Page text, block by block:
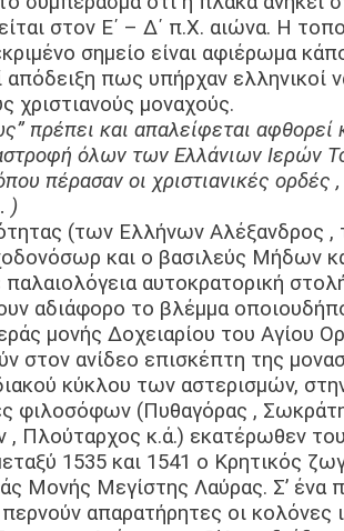
στον Ε΄ – Δ΄ π.Χ. αιώνα. Η
σημείο είναι αφιέρωμα
πως υπήρχαν ελληνικοί
χριστιανούς μοναχούς.
πρέπει και απαλείφεται αφθορεί
όλων των Ελλάνιων Ιερών
πέρασαν οι χριστιανικές ορδές
)
(των Ελλήνων Αλέξανδρος
και ο βασιλεύς Μήδων
παλαιολόγεια αυτοκρατορική
αδιάφορο το βλέμμα
μονής Δοχειαρίου του Αγίου
στον ανίδεο επισκέπτη της
κύκλου των αστερισμών,
φιλοσόφων (Πυθαγόρας ,
Πλούταρχος κ.ά.) εκατέρωθεν του
1535 και 1541 ο Κρητικός
Μονής Μεγίστης Λαύρας. Σ’ ένα
απαρατήρητες οι κολόνες